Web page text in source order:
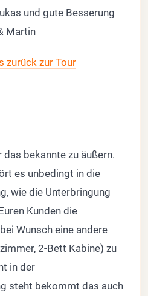
und gute Besserung
Martin
zurück zur Tour
bekannte zu äußern.
es unbedingt in die
wie die Unterbringung
Kunden die
Wunsch eine andere
2-Bett Kabine) zu
in der
steht bekommt das auch